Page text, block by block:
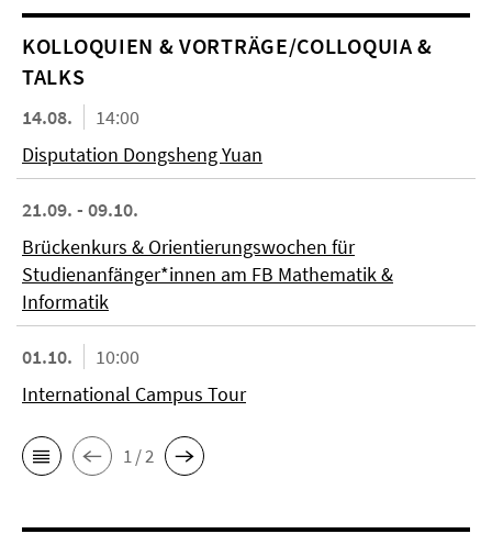
KOL­LO­QUIEN & VORTRÄGE/COLLOQUIA &
TALKS
14.08.
14:00
Disputation Dongsheng Yuan
21.09. - 09.10.
Brückenkurs & Orientierungswochen für
Studienanfänger*innen am FB Mathematik &
Informatik
01.10.
10:00
International Campus Tour
1 / 2